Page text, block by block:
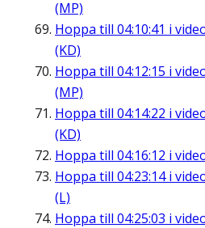
(MP)
Hoppa till 04:10:41 i
(KD)
Hoppa till 04:12:15 i
(MP)
Hoppa till 04:14:22 i
(KD)
Hoppa till 04:16:12 i
Hoppa till 04:23:14i
(L)
Hoppa till 04:25:03 i